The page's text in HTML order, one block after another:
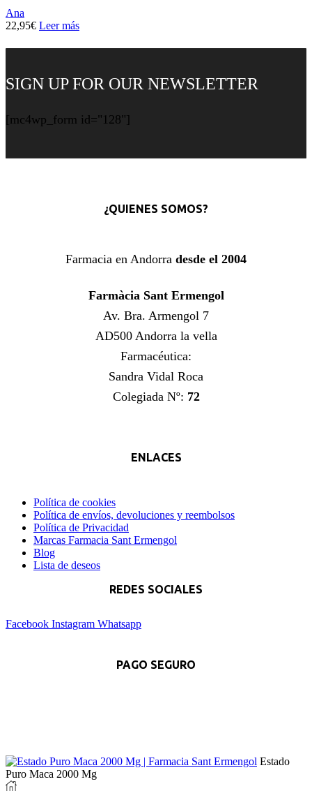
Ana
22,95€ Leer más
SIGN UP FOR OUR NEWSLETTER
[mc4wp_form id="128"]
¿QUIENES SOMOS?
Farmacia en Andorra desde el 2004
Farmàcia Sant Ermengol
Av. Bra. Armengol 7
AD500 Andorra la vella
Farmacéutica:
Sandra Vidal Roca
Colegiada Nº: 72
ENLACES
Política de cookies
Política de envíos, devoluciones y reembolsos
Política de Privacidad
Marcas Farmacia Sant Ermengol
Blog
Lista de deseos
REDES SOCIALES
Facebook Instagram Whatsapp
PAGO SEGURO
Estado
Puro Maca 2000 Mg